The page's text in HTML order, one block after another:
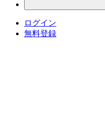
ログイン
無料登録